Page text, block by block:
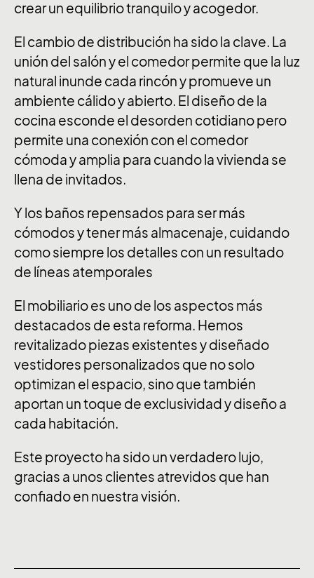
crear un equilibrio tranquilo y acogedor.
El cambio de distribución ha sido la clave. La
unión del salón y el comedor permite que la luz
natural inunde cada rincón y promueve un
ambiente cálido y abierto. El diseño de la
cocina esconde el desorden cotidiano pero
permite una conexión con el comedor
cómoda y amplia para cuando la vivienda se
llena de invitados.
Y los baños repensados para ser más
cómodos y tener más almacenaje, cuidando
como siempre los detalles con un resultado
de líneas atemporales
El mobiliario es uno de los aspectos más
destacados de esta reforma. Hemos
revitalizado piezas existentes y diseñado
vestidores personalizados que no solo
optimizan el espacio, sino que también
aportan un toque de exclusividad y diseño a
cada habitación.
Este proyecto ha sido un verdadero lujo,
gracias a unos clientes atrevidos que han
confiado en nuestra visión.